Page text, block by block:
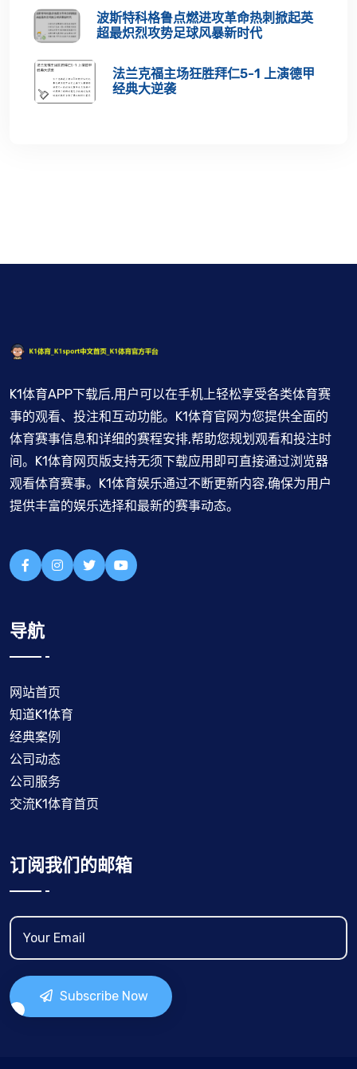
波斯特科格鲁点燃进攻革命热刺掀起英
超最炽烈攻势足球风暴新时代
法兰克福主场狂胜拜仁5-1 上演德甲
经典大逆袭
K1体育APP下载后,用户可以在手机上轻松享受各类体育赛
事的观看、投注和互动功能。K1体育官网为您提供全面的
体育赛事信息和详细的赛程安排,帮助您规划观看和投注时
间。K1体育网页版支持无须下载应用即可直接通过浏览器
观看体育赛事。K1体育娱乐通过不断更新内容,确保为用户
提供丰富的娱乐选择和最新的赛事动态。
导航
网站首页
知道K1体育
经典案例
公司动态
公司服务
交流K1体育首页
订阅我们的邮箱
Subscribe Now